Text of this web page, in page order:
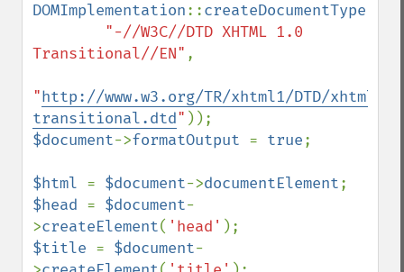
DOMImplementation::createDocumentType
"-//W3C//DTD XHTML 1.0
Transitional//EN" ,
"http://www.w3.org/TR/xhtml1/DTD/xhtml1-
transitional.dtd"
$document->formatOutput = true;
$html = $document->documentElement
$head = $document-
>createElement( 'head'
$title = $document-